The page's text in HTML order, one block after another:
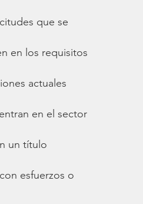
que se
en los requisitos
actuales
en el sector
un título
esfuerzos o